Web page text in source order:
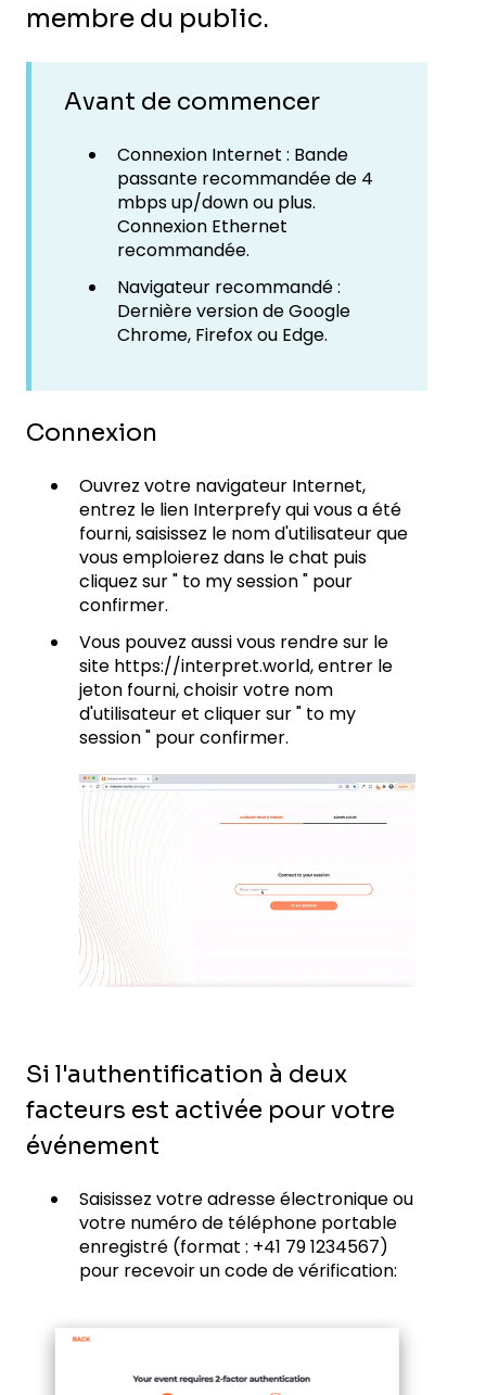
membre du public.
Avant de commencer
Connexion Internet : Bande
passante recommandée de 4
mbps up/down ou plus.
Connexion Ethernet
recommandée.
Navigateur recommandé :
Dernière version de Google
Chrome, Firefox ou Edge.
Connexion
Ouvrez votre navigateur Internet,
entrez le lien Interprefy qui vous a été
fourni, saisissez le nom d'utilisateur que
vous emploierez dans le chat puis
cliquez sur " to my session " pour
confirmer.
Vous pouvez aussi vous rendre sur le
site https://interpret.world, entrer le
jeton fourni, choisir votre nom
d'utilisateur et cliquer sur " to my
session " pour confirmer.
Si l'authentification à deux
facteurs est activée pour votre
événement
Saisissez votre adresse électronique ou
votre numéro de téléphone portable
enregistré (format : +41 79 1234567)
pour recevoir un code de vérification: